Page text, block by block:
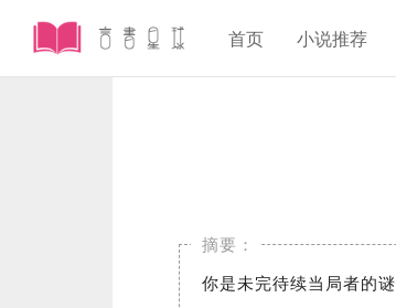
首页 小说推荐
你是未完待续当局者的谜